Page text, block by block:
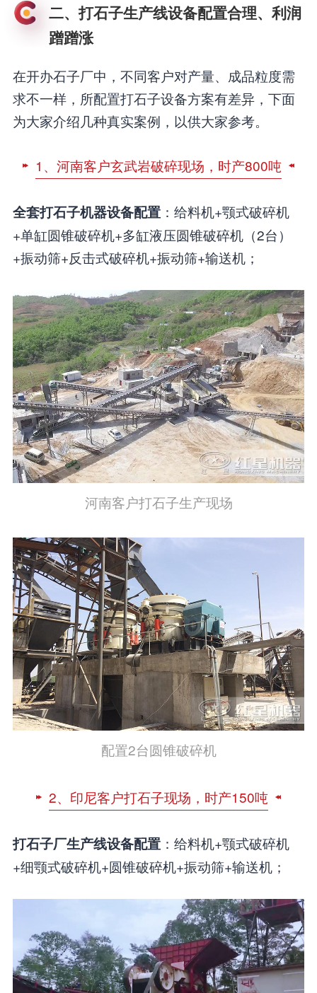
二、打石子生产线设备配置合理、利润
蹭蹭涨
在开办石子厂中，不同客户对产量、成品粒度需
求不一样，所配置打石子设备方案有差异，下面
为大家介绍几种真实案例，以供大家参考。
1、河南客户玄武岩破碎现场，时产800吨
全套打石子机器设备配置：给料机+颚式破碎机
+单缸圆锥破碎机+多缸液压圆锥破碎机（2台）
+振动筛+反击式破碎机+振动筛+输送机；
河南客户打石子生产现场
配置2台圆锥破碎机
2、印尼客户打石子现场，时产150吨
打石子厂生产线设备配置：给料机+颚式破碎机
+细颚式破碎机+圆锥破碎机+振动筛+输送机；